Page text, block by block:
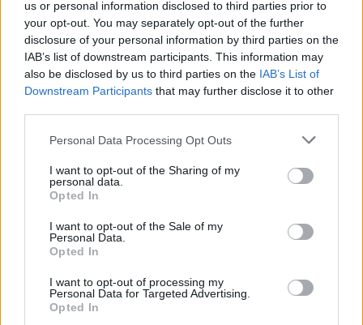
us or personal information disclosed to third parties prior to
your opt-out. You may separately opt-out of the further
disclosure of your personal information by third parties on the
IAB’s list of downstream participants. This information may
also be disclosed by us to third parties on the IAB’s List of
Downstream Participants that may further disclose it to other
Please note that this website/app uses one or more Google
not limited to your visit or usage behaviour. You may click to
grant or deny consent to Google and its third-party tags to
use your data for below specified purposes in below Google
consent section.
Personal Data Processing Opt Outs
I want to opt-out of the Sharing of my
personal data.
Opted In
I want to opt-out of the Sale of my
Personal Data.
Opted In
I want to opt-out of processing my
Personal Data for Targeted Advertising.
Opted In
Por M. Bahadır Akgün /info@eurohoops.net
Otra temporada de Turkish Airlines EuroLeague está en los
libros de historia y como las ligas nacionales también
llegarán a su fin en las próximas semanas, ¡comienza la
diversión de los fichajes y rumores!